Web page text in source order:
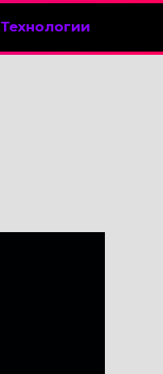
Технологии